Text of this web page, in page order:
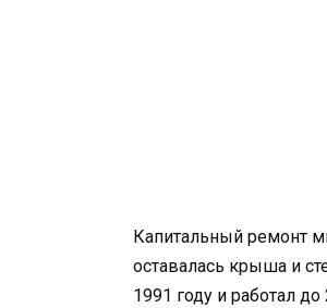
Капитальный ремонт
оставалась крыша и
1991 году и работал